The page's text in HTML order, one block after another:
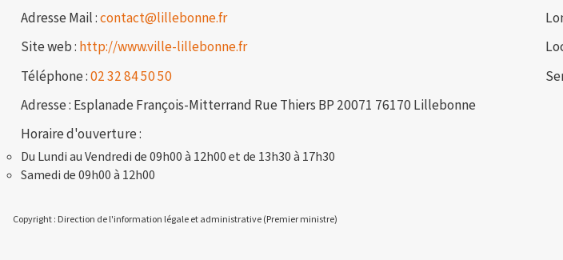
Adresse Mail :contact@lillebonne.fr
Site web : http://www.ville-lillebonne.fr
Téléphone :02 32 84 50 50
Adresse : Esplanade François-Mitterrand Rue Thiers BP 20071 76170 Lillebonne
Horaire d'ouverture :
Du Lundi au Vendredi de 09h00 à 12h00 et de 13h30 à 17h30
Samedi de 09h00 à 12h00
Copyright : Direction de l'information légale et administrative (Premier ministre)